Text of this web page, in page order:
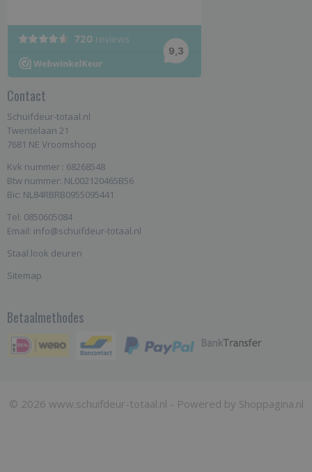
Contact
Schuifdeur-totaal.nl
Twentelaan 21
7681 NE Vroomshoop
Kvk nummer : 68268548
Btw nummer: NL002120465B56
Bic: NL84RBRB0955095441
Tel: 0850605084
Email: info@schuifdeur-totaal.nl
Staal look deuren
Sitemap
Betaalmethodes
© 2026 www.schuifdeur-totaal.nl - Powered by Shoppagina.nl